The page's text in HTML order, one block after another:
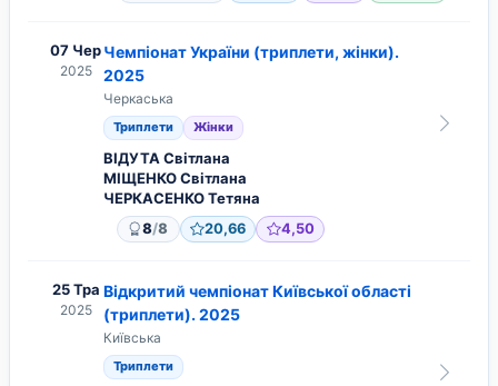
07 Чер
2025
Чемпіонат України (триплети, жінки).
2025
Черкаська
Триплети Жінки
ВІДУТА Світлана
МІЩЕНКО Світлана
ЧЕРКАСЕНКО Тетяна
8/8 20,66 4,50
25 Тра
2025
Відкритий чемпіонат Київської області
(триплети). 2025
Київська
Триплети